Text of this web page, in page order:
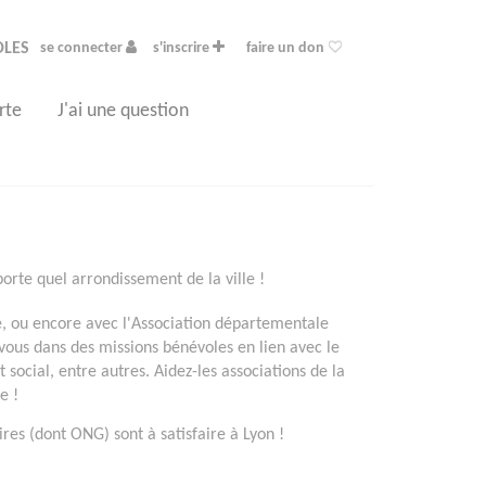
se connecter s'inscrire faire un don
J'ai une question
quel arrondissement de la ville !
ou encore avec l'Association départementale
dans des missions bénévoles en lien avec le
entre autres. Aidez-les associations de la
!
(dont ONG) sont à satisfaire à Lyon !